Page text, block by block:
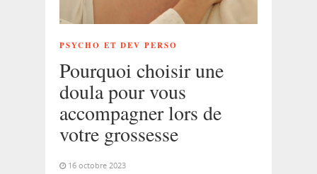
PSYCHO ET DEV PERSO
Pourquoi choisir une
doula pour vous
accompagner lors de
votre grossesse
16 octobre 2023